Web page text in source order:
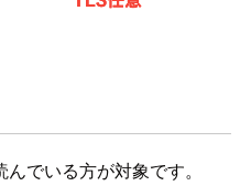
でいる方が対象です。